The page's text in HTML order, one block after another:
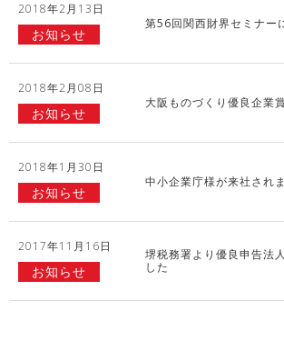
2018年2月13日
お知らせ
第56回関西財界セミナー
2018年2月08日
お知らせ
大阪ものづくり優良企
2018年1月30日
お知らせ
中小企業庁様が来社され
2017年11月16日
お知らせ
堺税務署より優良申告法
した